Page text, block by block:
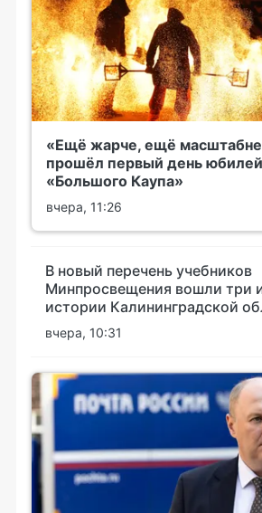
«Ещё жарче, ещё
прошёл первый день
«Большого Каупа»
вчера, 11:26
В новый перечень учебников
Минпросвещения вошли три
истории Калининградской
вчера, 10:31